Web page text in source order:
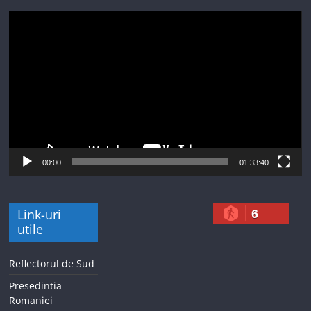
00:00 01:33:40
Link-uri
utile
Reflectorul de Sud
Presedintia
Romaniei
6